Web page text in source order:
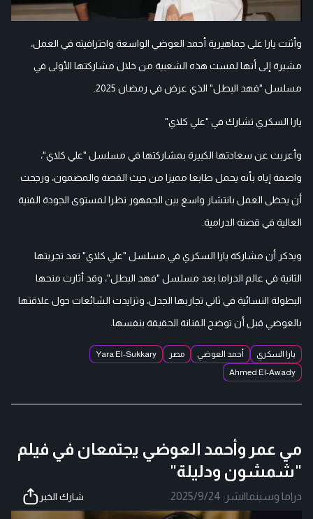
وأثنت يارا على جماهيرية أحمد العوضي الواسعة واحترافيته في العمل،
مشيرة إلى أنها لمست هذه الشعبية من خلال مشاركتها الأولى في
مسلسل "فهد البطل" الذي عرض في رمضان 2025.
يارا السكري تشارك في "علي كلاي"
وأعربت عن سعادتها الكبيرة بمشاركتها في مسلسل "علي كلاي"،
واصفة إياه بأنه يحمل طابعا مميزا من حيث القصة والمضمون، ورجحت
أن يحظى العمل بانتشار واسع بين الجمهور نظرا لمستوى الجودة الفنية
العالية في قصته الدرامية.
ويذكر أن مشاركة يارا السكري في مسلسل "علي كلاي" تعد تجربتها
الثانية في عالم الدراما بعد مسلسل "فهد البطل"، وقد أثارت منحها
البطولة النسائية في ثاني تجاربها الجدل، وتزايدت الشائعات حول علاقتها
بالعوضي قبل أن توضح الفنانة الحقيقة بنفسها.
يارا السكري أحمد العوضي مصر
Yara El-Sukkary
Ahmed El-Awady
مي عمر وأحمد العوضي يجتمعان في فيلم
"شمشون ودليلة"
دراما وسينما|نشر: 2025/9/24 شارك الخبر